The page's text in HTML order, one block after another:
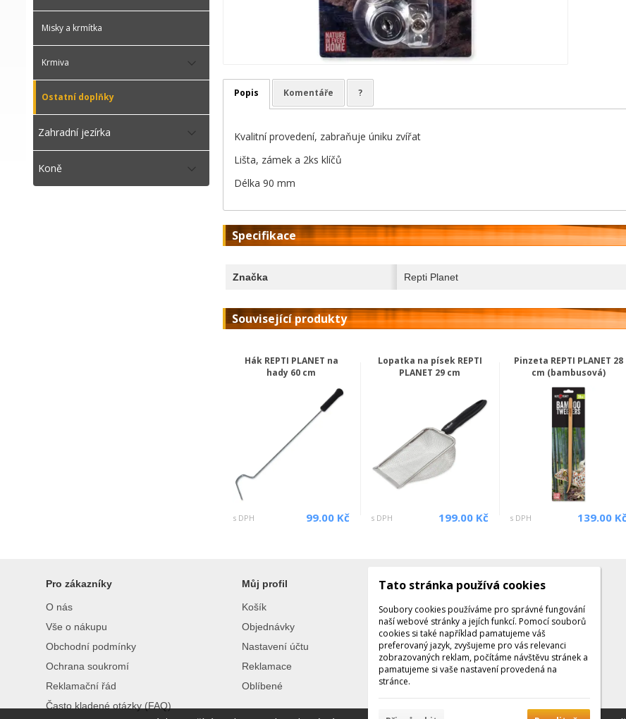
Misky a krmítka
Krmiva
Ostatní doplňky
Zahradní jezírka
Koně
Popis Komentáře ?
Kvalitní provedení, zabraňuje úniku zvířat
Lišta, zámek a 2ks klíčů
Délka 90 mm
Specifikace
Značka Repti Planet
Související produkty
Hák REPTI PLANET na
hady 60 cm
s DPH 99.00 Kč
Lopatka na písek REPTI
PLANET 29 cm
s DPH 199.00 Kč
Pinzeta REPTI PLANET 28
cm (bambusová)
s DPH 139.00
Pro zákazníky
O nás
Vše o nákupu
Obchodní podmínky
Ochrana soukromí
Reklamační řád
Často kladené otázky (FAQ)
Můj profil
Košík
Objednávky
Nastavení účtu
Reklamace
Oblíbené
Kontakty
Kontaktujte nás
Tel.: +420 608 141 224
Po - Pá: 9:00 - 16:00
Facebook
Tato stránka používá cookies
Soubory cookies používáme pro správné fungování
naší webové stránky a jejích funkcí. Pomocí souborů
cookies si také například pamatujeme váš
preferovaný jazyk, zvyšujeme pro vás relevanci
zobrazovaných reklam, počítáme návštěvu stránek a
pamatujeme si vaše nastavení provedená na
stránce.